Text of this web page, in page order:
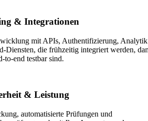
& Integrationen
mit APIs, Authentifizierung, Analytik
Diensten, die frühzeitig integriert werden,
to-end testbar sind.
& Leistung
automatisierte Prüfungen und